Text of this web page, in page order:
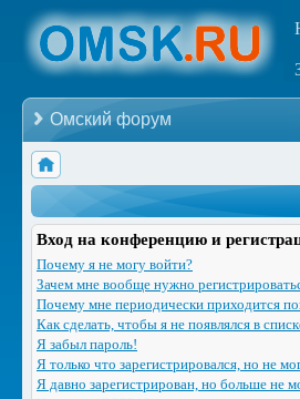
Омский форум
Вход на конференцию и
Почему я не могу войти?
Зачем мне вообще нужно
Почему мне периодически приходится
Как сделать, чтобы я не появлялся в
Я забыл пароль!
Я только что зарегистрировался, но не
Я давно зарегистрирован, но больше не